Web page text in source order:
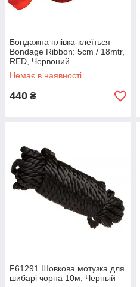
Бондажна плівка-клеїться
Bondage Ribbon: 5cm / 18mtr,
RED, Червоний
Немає в наявності
440 ₴
F61291 Шовкова мотузка для
шибарі чорна 10м, Черный